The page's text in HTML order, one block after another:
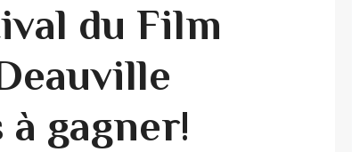
du Film
à gagner!